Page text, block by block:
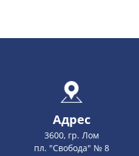
Адрес
3600, гр. Лом
пл. "Свобода" № 8